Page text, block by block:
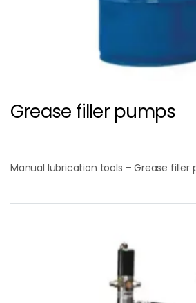
Grease filler pumps
Manual lubrication tools – Grease filler